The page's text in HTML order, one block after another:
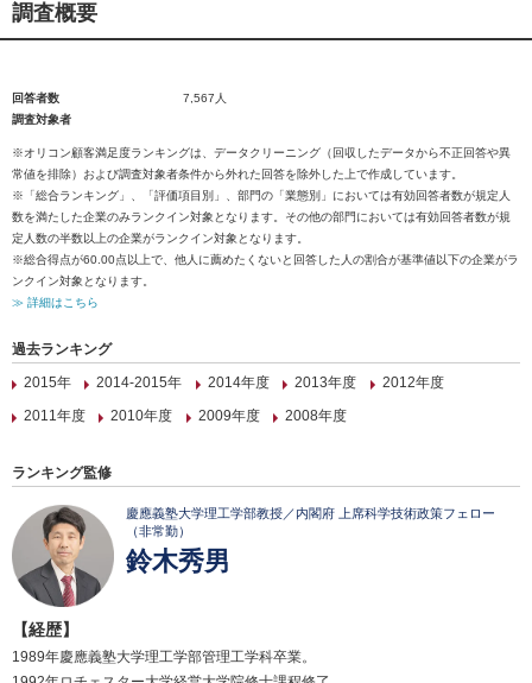
調査概要
回答者数
7,567人
調査対象者
※オリコン顧客満足度ランキングは、データクリーニング（回収したデータから不正回答や異
常値を排除）および調査対象者条件から外れた回答を除外した上で作成しています。
※「総合ランキング」、「評価項目別」、部門の「業態別」においては有効回答者数が規定人
数を満たした企業のみランクイン対象となります。その他の部門においては有効回答者数が規
定人数の半数以上の企業がランクイン対象となります。
※総合得点が60.00点以上で、他人に薦めたくないと回答した人の割合が基準値以下の企業がラ
ンクイン対象となります。
≫ 詳細はこちら
過去ランキング
2015年
2014-2015年 2014年度 2013年度
2012年度
2011年度
2010年度 2009年度 2008年度
ランキング監修
慶應義塾大学理工学部教授／内閣府 上席科学技術政策フェロー
（非常勤）
鈴木秀男
【経歴】
1989年慶應義塾大学理工学部管理工学科卒業。